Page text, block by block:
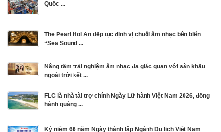
Quốc ...
The Pearl Hoi An tiếp tục định vị chuỗi âm nhạc bên biển
“Sea Sound ...
Nâng tầm trải nghiệm âm nhạc đa giác quan với sân khấu
ngoài trời kết ...
FLC là nhà tài trợ chính Ngày Lữ hành Việt Nam 2026, đồng
hành quảng ...
Kỷ niệm 66 năm Ngày thành lập Ngành Du lịch Việt Nam